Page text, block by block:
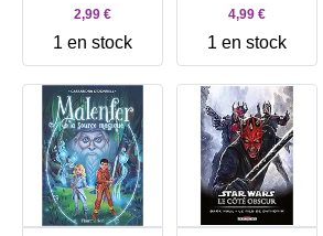
Entrée en scène
2,99 €
1 en stock
attaque
4,99 €
1 en stock